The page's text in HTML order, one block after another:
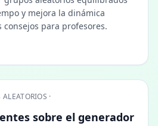
y mejora la dinámica
consejos para profesores.
·
sobre el generador